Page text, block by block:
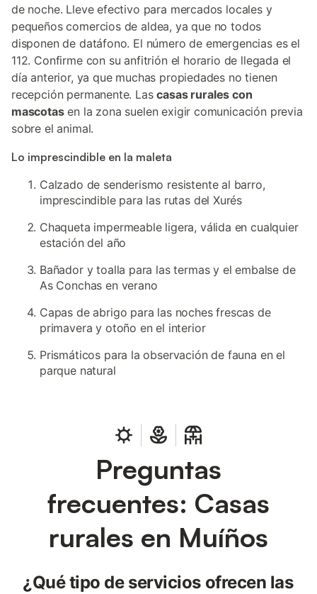
de noche. Lleve efectivo para mercados locales y
pequeños comercios de aldea, ya que no todos
disponen de datáfono. El número de emergencias es el
112. Confirme con su anfitrión el horario de llegada el
día anterior, ya que muchas propiedades no tienen
recepción permanente. Lascasas rurales con
mascotasen la zona suelen exigir comunicación previa
sobre el animal.
Lo imprescindible en la maleta
Calzado de senderismo resistente al barro,
imprescindible para las rutas del Xurés
Chaqueta impermeable ligera, válida en cualquier
estación del año
Bañador y toalla para las termas y el embalse de
As Conchas en verano
Capas de abrigo para las noches frescas de
primavera y otoño en el interior
Prismáticos para la observación de fauna en el
parque natural
Preguntas
frecuentes: Casas
rurales en Muíños
¿Qué tipo de servicios ofrecen las